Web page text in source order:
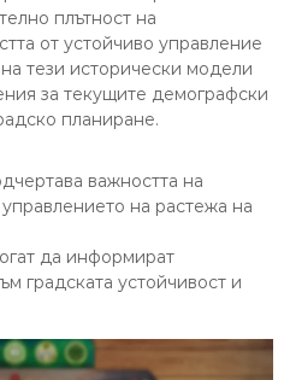
плътност на
от устойчиво управление
тези исторически модели
за текущите демографски
планиране.
важността на
на растежа на
да информират
градската устойчивост и